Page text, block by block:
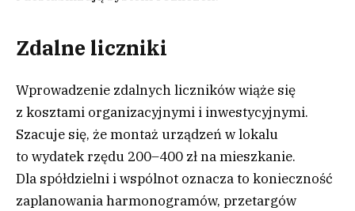
Zdalne liczniki
Wprowadzenie zdalnych liczników wiąże się
z kosztami organizacyjnymi i inwestycyjnymi.
Szacuje się, że montaż urządzeń w lokalu
to wydatek rzędu 200–400 zł na mieszkanie.
Dla spółdzielni i wspólnot oznacza to konieczność
zaplanowania harmonogramów, przetargów